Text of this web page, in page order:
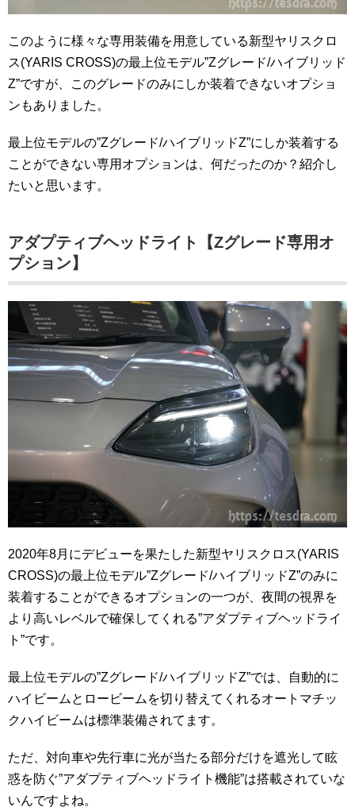
このように様々な専用装備を用意している新型ヤリスクロ
ス(YARIS CROSS)の最上位モデル”Zグレード/ハイブリッド
Z”ですが、このグレードのみにしか装着できないオプショ
ンもありました。
最上位モデルの”Zグレード/ハイブリッドZ”にしか装着する
ことができない専用オプションは、何だったのか？紹介し
たいと思います。
アダプティブヘッドライト【Zグレード専用オ
プション】
2020年8月にデビューを果たした新型ヤリスクロス(YARIS
CROSS)の最上位モデル”Zグレード/ハイブリッドZ”のみに
装着することができるオプションの一つが、夜間の視界を
より高いレベルで確保してくれる”アダプティブヘッドライ
ト”です。
最上位モデルの”Zグレード/ハイブリッドZ”では、自動的に
ハイビームとロービームを切り替えてくれるオートマチッ
クハイビームは標準装備されてます。
ただ、対向車や先行車に光が当たる部分だけを遮光して眩
惑を防ぐ”アダプティブヘッドライト機能”は搭載されていな
いんですよね。